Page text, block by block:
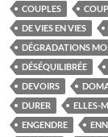
COUPLES
DE VIES EN VIES
DÉGRADATIONS
DÉSÉQUILIBRÉE
DEVOIRS
DURER
ELLES-
ENGENDRE